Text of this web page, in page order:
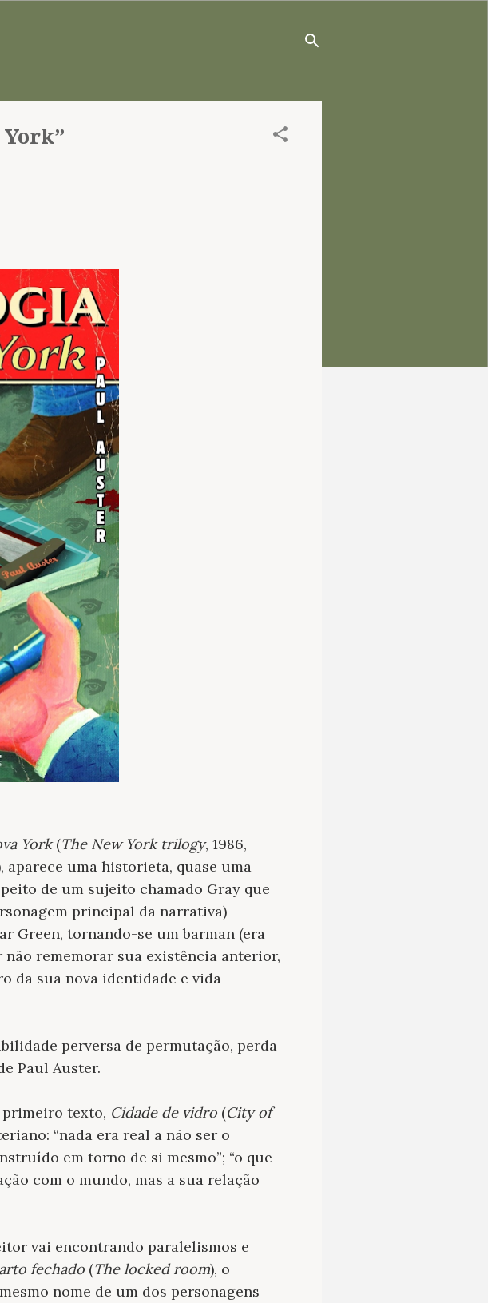
York(The New York trilogy, 1986,
aparece uma historieta, quase uma
de um sujeito chamado Gray que
principal da narrativa)
Green, tornando-se um barman (era
não rememorar sua existência anterior,
da sua nova identidade e vida
perversa de permutação, perda
Paul Auster.
primeiro texto, Cidade de vidro (City of
“nada era real a não ser o
em torno de si mesmo”; “o que
com o mundo, mas a sua relação
vai encontrando paralelismos e
fechado (The locked room), o
nome de um dos personagens